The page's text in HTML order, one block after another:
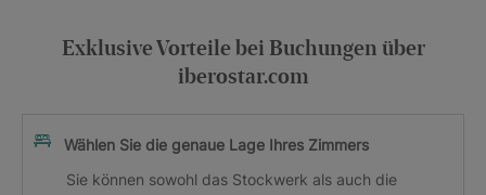
Exklusive Vorteile bei Buchungen über
iberostar.com
Wählen Sie die genaue Lage Ihres Zimmers
Sie können sowohl das Stockwerk als auch die